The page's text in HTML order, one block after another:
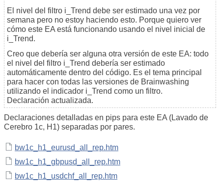
El nivel del filtro i_Trend debe ser estimado una vez por
semana pero no estoy haciendo esto. Porque quiero ver
cómo este EA está funcionando usando el nivel inicial de
i_Trend.
Creo que debería ser alguna otra versión de este EA: todo
el nivel del filtro i_Trend debería ser estimado
automáticamente dentro del código. Es el tema principal
para hacer con todas las versiones de Brainwashing
utilizando el indicador i_Trend como un filtro.
Declaración actualizada.
Declaraciones detalladas en pips para este EA (Lavado de
Cerebro 1c, H1) separadas por pares.
bw1c_h1_eurusd_all_rep.htm
bw1c_h1_gbpusd_all_rep.htm
bw1c_h1_usdchf_all_rep.htm